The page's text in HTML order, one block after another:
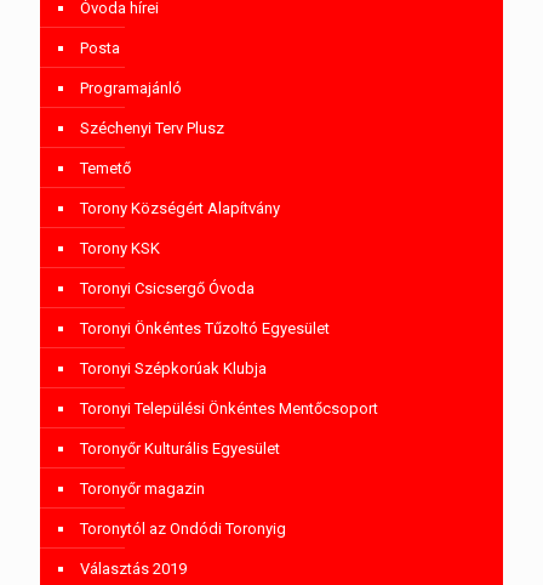
Óvoda hírei
Posta
Programajánló
Széchenyi Terv Plusz
Temető
Torony Községért Alapítvány
Torony KSK
Toronyi Csicsergő Óvoda
Toronyi Önkéntes Tűzoltó Egyesület
Toronyi Szépkorúak Klubja
Toronyi Települési Önkéntes Mentőcsoport
Toronyőr Kulturális Egyesület
Toronyőr magazin
Toronytól az Ondódi Toronyig
Választás 2019